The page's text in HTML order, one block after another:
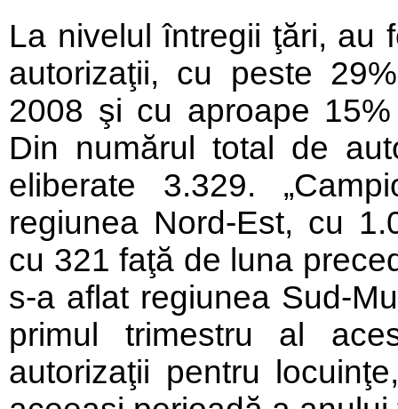
La nivelul întregii ţări, au
autorizaţii, cu peste
2008 şi cu aproape
Din numărul total de
eliberate 3.329.
regiunea Nord-Est, cu
cu 321 faţă de luna
s-a aflat regiunea Sud-
primul trimestru al
autorizaţii pentru